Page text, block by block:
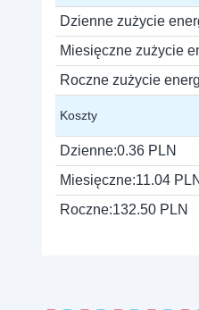
Dzienne zużycie
Miesięczne zużycie
Roczne zużycie
Koszty
Dzienne:0.36 PLN
Miesięczne:11.04 PLN
Roczne:132.50 PLN